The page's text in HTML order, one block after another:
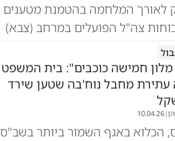
לאורך המלחמה בהטמנת מטענים
צה"ל הפועלים במרחב (צבא)
חמישה כוכבים": בית המשפט
מחבל נוח'בה שטען שירד
|
10.04.26
באגף השמור ביותר בשב"ס